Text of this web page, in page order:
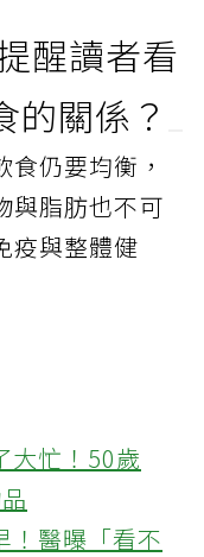
醒讀者看
的關係？
仍要均衡，
與脂肪也不可
疫與整體健
大忙！50歲
！醫曝「看不